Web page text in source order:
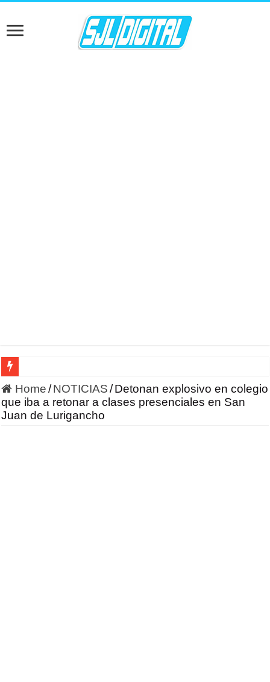
HONOR incursiona en la robótica con un enfoque en IA
Home /NOTICIAS /Detonan explosivo en colegio
que iba a retonar a clases presenciales en San
Juan de Lurigancho